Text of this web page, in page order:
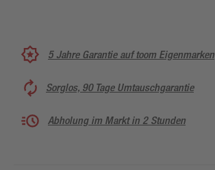
5 Jahre Garantie auf toom Eigenmarken
Sorglos, 90 Tage Umtauschgarantie
Abholung im Markt in 2 Stunden